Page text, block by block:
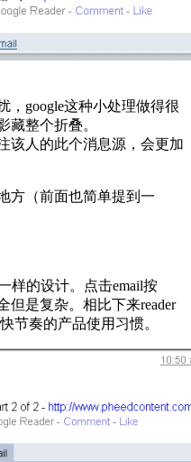
，google这种小处理做得很
藏整个折叠。
该人的此个消息源，会更加
方（前面也简单提到一
样的设计。点击email按
但是复杂。相比下来reader
节奏的产品使用习惯。